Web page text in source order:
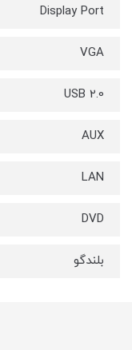
Display Port
VGA
USB 2.0
AUX
LAN
DVD
بلندگو